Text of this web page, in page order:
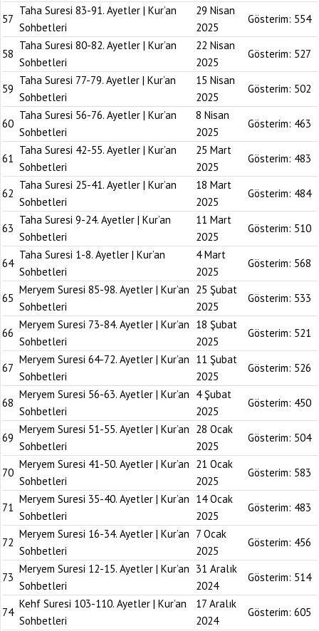
57
Taha Suresi 83-91. Ayetler | Kur’an
Sohbetleri
29 Nisan
2025
Gösterim: 554
58
Taha Suresi 80-82. Ayetler | Kur’an
Sohbetleri
22 Nisan
2025
Gösterim: 527
59
Taha Suresi 77-79. Ayetler | Kur’an
Sohbetleri
15 Nisan
2025
Gösterim: 502
60
Taha Suresi 56-76. Ayetler | Kur’an
Sohbetleri
8 Nisan
2025
Gösterim: 463
61
Taha Suresi 42-55. Ayetler | Kur’an
Sohbetleri
25 Mart
2025
Gösterim: 483
62
Taha Suresi 25-41. Ayetler | Kur’an
Sohbetleri
18 Mart
2025
Gösterim: 484
63
Taha Suresi 9-24. Ayetler | Kur’an
Sohbetleri
11 Mart
2025
Gösterim: 510
64
Taha Suresi 1-8. Ayetler | Kur’an
Sohbetleri
4 Mart
2025
Gösterim: 568
65
Meryem Suresi 85-98. Ayetler | Kur’an
Sohbetleri
25 Şubat
2025
Gösterim: 533
66
Meryem Suresi 73-84. Ayetler | Kur’an
Sohbetleri
18 Şubat
2025
Gösterim: 521
67
Meryem Suresi 64-72. Ayetler | Kur’an
Sohbetleri
11 Şubat
2025
Gösterim: 526
68
Meryem Suresi 56-63. Ayetler | Kur’an
Sohbetleri
4 Şubat
2025
Gösterim: 450
69
Meryem Suresi 51-55. Ayetler | Kur’an
Sohbetleri
28 Ocak
2025
Gösterim: 504
70
Meryem Suresi 41-50. Ayetler | Kur’an
Sohbetleri
21 Ocak
2025
Gösterim: 583
71
Meryem Suresi 35-40. Ayetler | Kur’an
Sohbetleri
14 Ocak
2025
Gösterim: 483
72
Meryem Suresi 16-34. Ayetler | Kur’an
Sohbetleri
7 Ocak
2025
Gösterim: 456
73
Meryem Suresi 12-15. Ayetler | Kur’an
Sohbetleri
31 Aralık
2024
Gösterim: 514
74
Kehf Suresi 103-110. Ayetler | Kur’an
Sohbetleri
17 Aralık
2024
Gösterim: 605